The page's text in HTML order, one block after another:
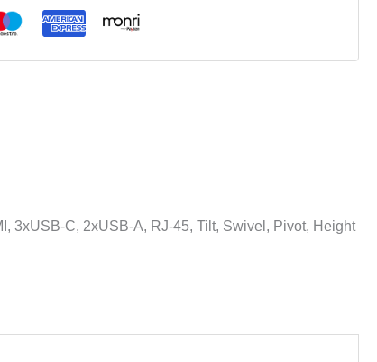
3xUSB-C, 2xUSB-A, RJ-45, Tilt, Swivel, Pivot, Height